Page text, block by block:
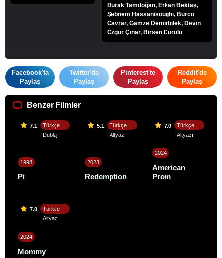
Burak Tamdoğan, Erkan Bektaş,
Şebnem Hassanisoughi, Burcu
Cavrar, Gamze Demirbilek, Devin
Özgür Çınar, Birsen Dürülü
Facebook'ta
Paylaş
Twitter'da
Paylaş
Pinterest'te
Paylaş
Reddit'de
Paylaş
Benzer Filmler
7.1
Türkçe
Dublaj
1998
Pi
5.1
Türkçe
Altyazı
2023
Redemption
7.0
Türkçe
Altyazı
2024
American
Prom
7.0
Türkçe
Altyazı
2024
Mommy